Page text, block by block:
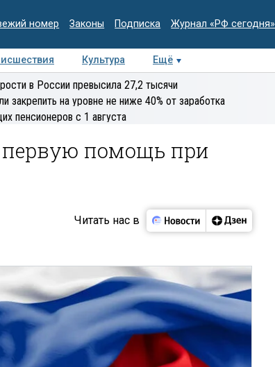
номер Законы Подписка Журнал «РФ сегодня»
Культура Ещё
Интервью Колумнисты
экспертиза
в России превысила 27,2 тысячи
закрепить на уровне не ниже 40% от заработка
пенсионеров с 1 августа
первую помощь при
Читать нас в